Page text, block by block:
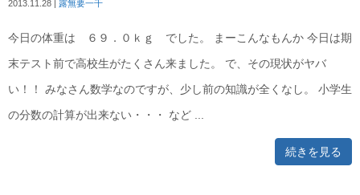
2013.11.28 | 露無要一千
今日の体重は ６９．０ｋｇ でした。 まーこんなもんか 今日は期
末テスト前で高校生がたくさん来ました。 で、その現状がヤバ
い！！ みなさん数学なのですが、少し前の知識が全くなし。 小学生
の分数の計算が出来ない・・・ など ...
続きを見る